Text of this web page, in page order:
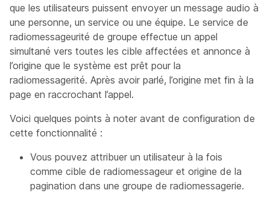
que les utilisateurs puissent envoyer un message audio à
une personne, un service ou une équipe. Le service de
radiomessageurité de groupe effectue un appel
simultané vers toutes les cible affectées et annonce à
l’origine que le système est prêt pour la
radiomessagerité. Après avoir parlé, l’origine met fin à la
page en raccrochant l’appel.
Voici quelques points à noter avant de configuration de
cette fonctionnalité :
Vous pouvez attribuer un utilisateur à la fois
comme cible de radiomessageur et origine de la
pagination dans une groupe de radiomessagerie.